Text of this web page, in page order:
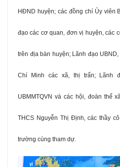
HĐND huyện; các đồng chí Ủy viên
đạo các cơ quan, đơn vị huyện, các
trên địa bàn huyện; Lãnh đạo
Chí Minh các xã, thị trấn; Lãnh
UBMMTQVN và các hội, đoàn thể
THCS Nguyễn Thị Định, các thầy
trường cùng tham dự.